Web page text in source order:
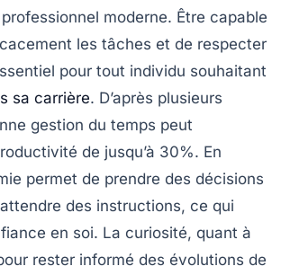
moderne. Être capable
les tâches et de respecter
pour tout individu souhaitant
sa carrière. D’après plusieurs
gestion du temps peut
de jusqu’à 30%. En
permet de prendre des décisions
des instructions, ce qui
en soi. La curiosité, quant à
rester informé des évolutions de